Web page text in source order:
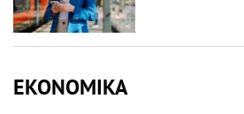
EKONOMIKA